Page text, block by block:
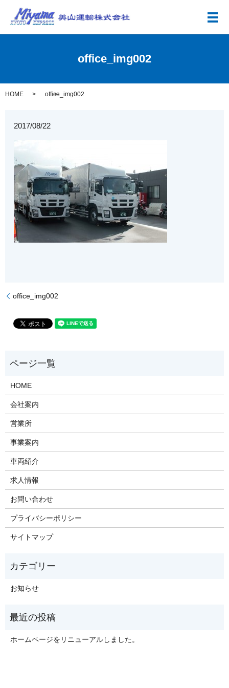
メ
office_img002
HOME office_img002
2017/08/22
office_img002
HOME
会社案内
営業所
事業案内
車両紹介
求人情報
お問い合わせ
プライバシーポリシー
サイトマップ
お知らせ
ホームページをリニューアルしました。